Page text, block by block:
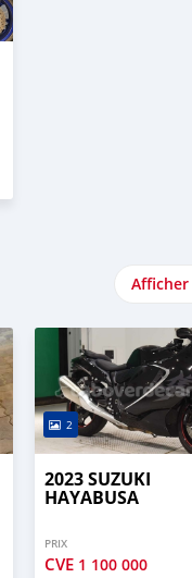
2
2023 SUZUKI
HAYABUSA
PRIX
CVE 1 100 000